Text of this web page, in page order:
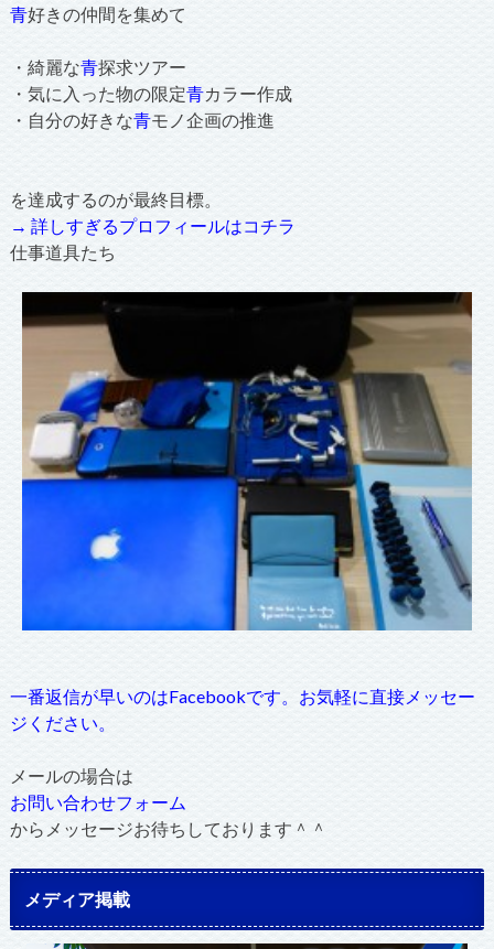
青好きの仲間を集めて
・綺麗な青探求ツアー
・気に入った物の限定青カラー作成
・自分の好きな青モノ企画の推進
を達成するのが最終目標。
→ 詳しすぎるプロフィールはコチラ
仕事道具たち
一番返信が早いのはFacebookです。お気軽に直接メッセー
ジください。
メールの場合は
お問い合わせフォーム
からメッセージお待ちしております＾＾
メディア掲載